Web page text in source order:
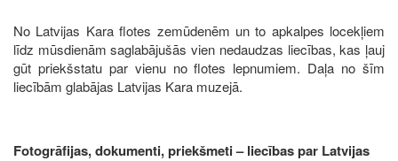
No Latvijas Kara flotes zemūdenēm un to apkalpes locekļiem
līdz mūsdienām saglabājušās vien nedaudzas liecības, kas ļauj
gūt priekšstatu par vienu no flotes lepnumiem. Daļa no šīm
liecībām glabājas Latvijas Kara muzejā.
Fotogrāfijas, dokumenti, priekšmeti – liecības par Latvijas